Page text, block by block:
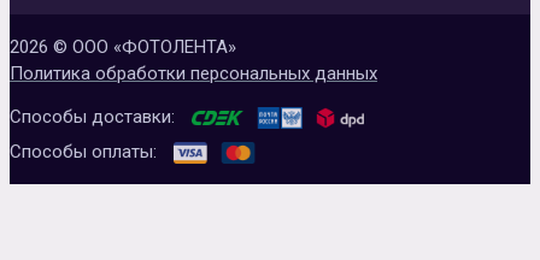
2026 © ООО «ФОТОЛЕНТА»
Политика обработки персональных данных
Способы доставки:
Способы оплаты: